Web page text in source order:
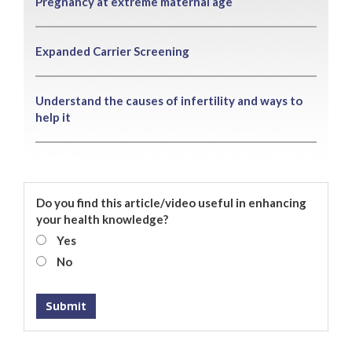
Expanded Carrier Screening
Understand the causes of infertility and ways to
help it
Do you find this article/video useful in enhancing
your health knowledge?
Yes
No
Submit